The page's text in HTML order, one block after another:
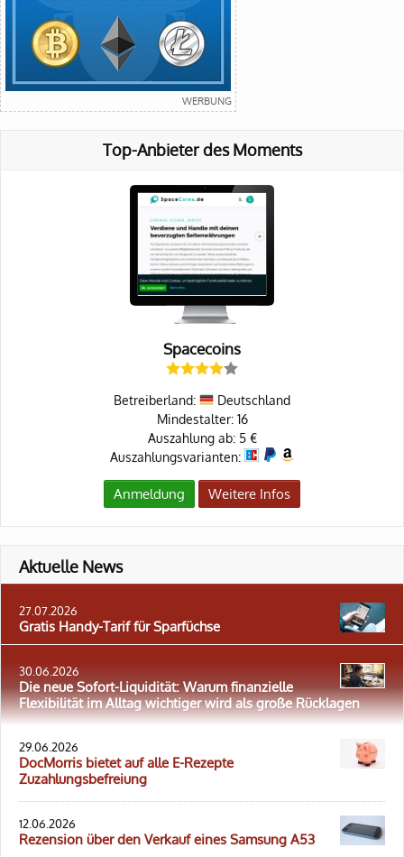
Top-Anbieter des Moments
Spacecoins
Betreiberland:
Deutschland
Mindestalter: 16
Auszahlung ab: 5 €
Auszahlungsvarianten:
Anmeldung Weitere Infos
Aktuelle News
27.07.2026
Gratis Handy-Tarif für Sparfüchse
30.06.2026
Die neue Sofort-Liquidität: Warum finanzielle
Flexibilität im Alltag wichtiger wird als große Rücklagen
29.06.2026
DocMorris bietet auf alle E-Rezepte
Zuzahlungsbefreiung
12.06.2026
Rezension über den Verkauf eines Samsung A53